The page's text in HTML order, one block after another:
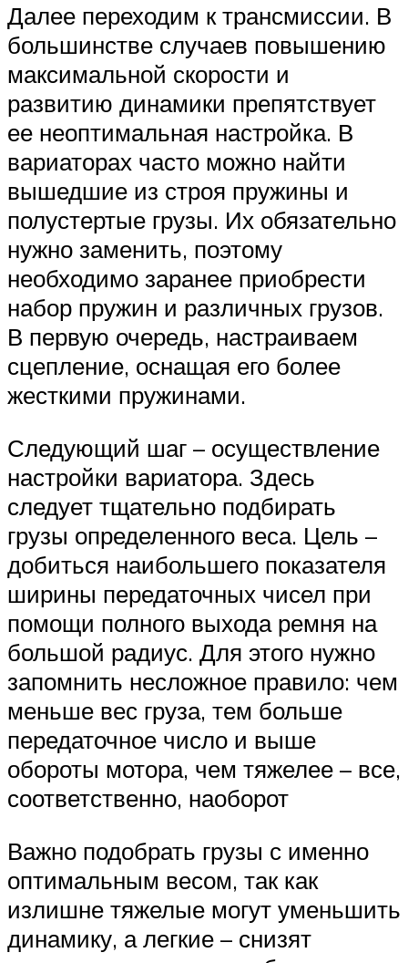
Далее переходим к трансмиссии. В
большинстве случаев повышению
максимальной скорости и
развитию динамики препятствует
ее неоптимальная настройка. В
вариаторах часто можно найти
вышедшие из строя пружины и
полустертые грузы. Их обязательно
нужно заменить, поэтому
необходимо заранее приобрести
набор пружин и различных грузов.
В первую очередь, настраиваем
сцепление, оснащая его более
жесткими пружинами.
Следующий шаг – осуществление
настройки вариатора. Здесь
следует тщательно подбирать
грузы определенного веса. Цель –
добиться наибольшего показателя
ширины передаточных чисел при
помощи полного выхода ремня на
большой радиус. Для этого нужно
запомнить несложное правило: чем
меньше вес груза, тем больше
передаточное число и выше
обороты мотора, чем тяжелее – все,
соответственно, наоборот
Важно подобрать грузы с именно
оптимальным весом, так как
излишне тяжелые могут уменьшить
динамику, а легкие – снизят